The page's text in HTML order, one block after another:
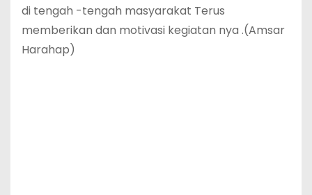
di tengah -tengah masyarakat Terus
memberikan dan motivasi kegiatan nya .(Amsar
Harahap)